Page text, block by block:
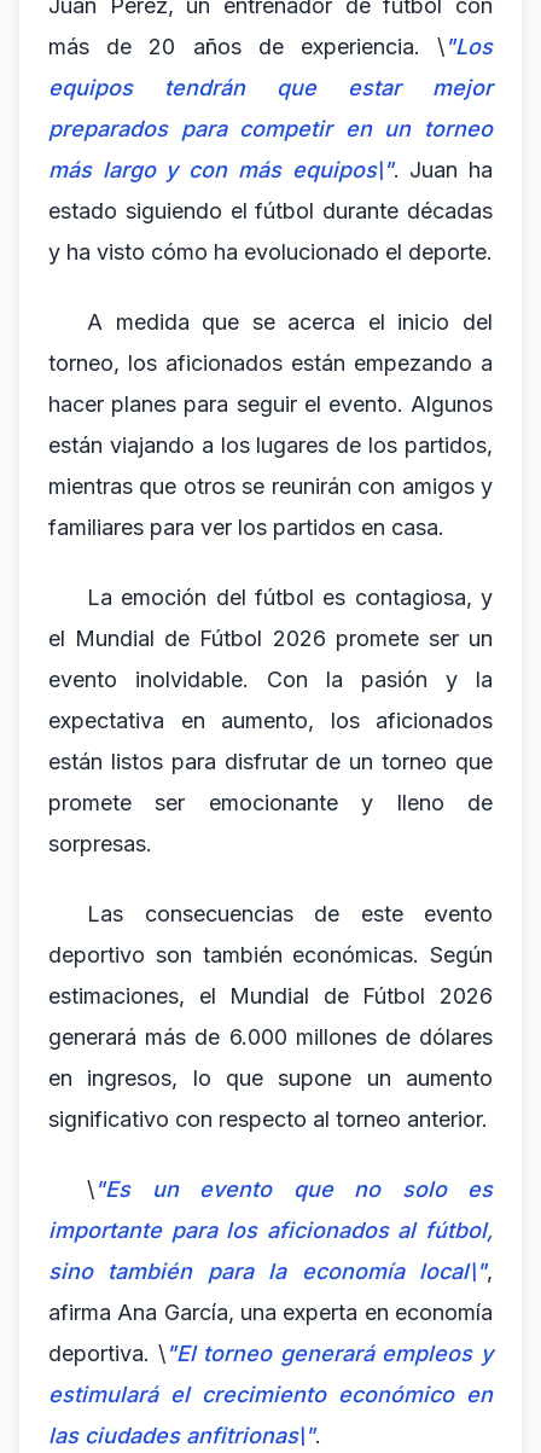
Juan Pérez, un entrenador de fútbol con
más de 20 años de experiencia. \"Los
equipos tendrán que estar mejor
preparados para competir en un torneo
más largo y con más equipos\". Juan ha
estado siguiendo el fútbol durante décadas
y ha visto cómo ha evolucionado el deporte.
A medida que se acerca el inicio del
torneo, los aficionados están empezando a
hacer planes para seguir el evento. Algunos
están viajando a los lugares de los partidos,
mientras que otros se reunirán con amigos y
familiares para ver los partidos en casa.
La emoción del fútbol es contagiosa, y
el Mundial de Fútbol 2026 promete ser un
evento inolvidable. Con la pasión y la
expectativa en aumento, los aficionados
están listos para disfrutar de un torneo que
promete ser emocionante y lleno de
sorpresas.
Las consecuencias de este evento
deportivo son también económicas. Según
estimaciones, el Mundial de Fútbol 2026
generará más de 6.000 millones de dólares
en ingresos, lo que supone un aumento
significativo con respecto al torneo anterior.
\"Es un evento que no solo es
importante para los aficionados al fútbol,
sino también para la economía local\",
afirma Ana García, una experta en economía
deportiva. \"El torneo generará empleos y
estimulará el crecimiento económico en
las ciudades anfitrionas\".